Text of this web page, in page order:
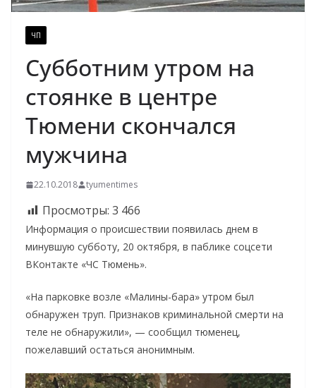
ЧП
Субботним утром на
стоянке в центре
Тюмени скончался
мужчина
22.10.2018 tyumentimes
Просмотры: 3 466
Информация о происшествии появилась днем в
минувшую субботу, 20 октября, в паблике соцсети
ВКонтакте «ЧС Тюмень».
«На парковке возле «Малины-бара» утром был
обнаружен труп. Признаков криминальной смерти на
теле не обнаружили», — сообщил тюменец,
пожелавший остаться анонимным.